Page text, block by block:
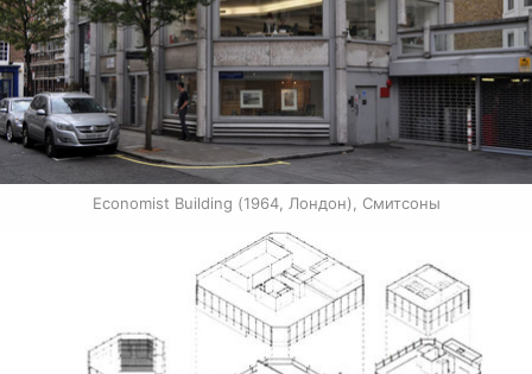
Economist Building (1964, Лондон), Смитсоны